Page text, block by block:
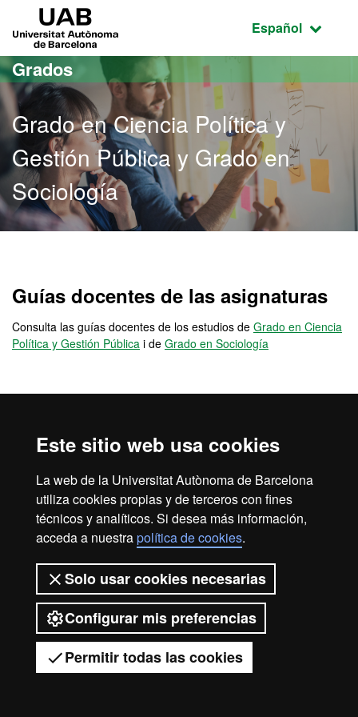
Este sitio web usa cookies
La web de la Universitat Autònoma de Barcelona
utiliza cookies propias y de terceros con fines
técnicos y analíticos. Si desea más información,
acceda a nuestrapolítica de cookies.
Solo usar cookies necesarias
Configurar mis preferencias
Permitir todas las cookies
Acceso al contenido principal
Acceso a la navegación de la página
Idioma
Español
Grados
Grado en Ciencia Política y
Gestión Pública y Grado en
Sociología
Tienes dudas?
Guías docentes de las asignaturas
Consulta las guías docentes de los estudios de Grado en Ciencia
Política y Gestión Pública i de Grado en Sociología
Accesibilidad web
Mapa del web UAB
2026 Universitat Autònoma de
Barcelona